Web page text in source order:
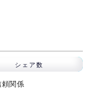
シェア数
関係